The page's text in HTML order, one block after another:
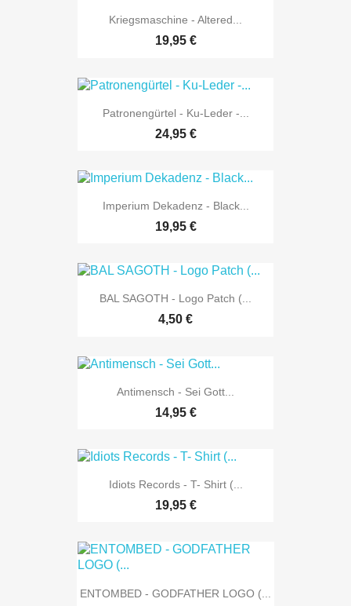
Kriegsmaschine - Altered...
19,95 €
Patronengürtel - Ku-Leder -...
24,95 €
Imperium Dekadenz - Black...
19,95 €
BAL SAGOTH - Logo Patch (...
4,50 €
Antimensch - Sei Gott...
14,95 €
Idiots Records - T- Shirt (...
19,95 €
ENTOMBED - GODFATHER LOGO (...